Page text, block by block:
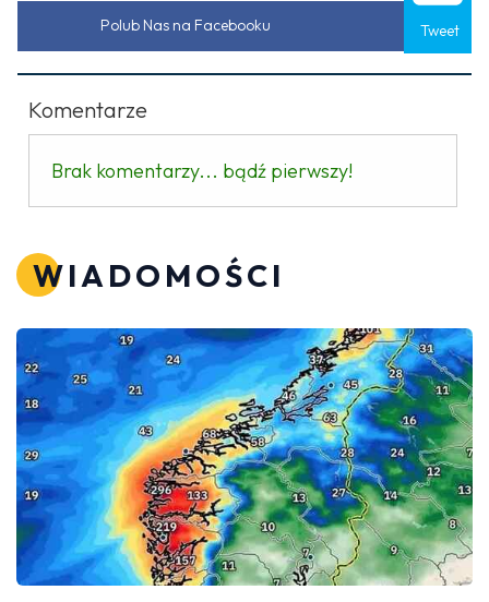
Tweet
Polub Nas na Facebooku
Komentarze
Brak komentarzy... bądź pierwszy!
WIADOMOŚCI